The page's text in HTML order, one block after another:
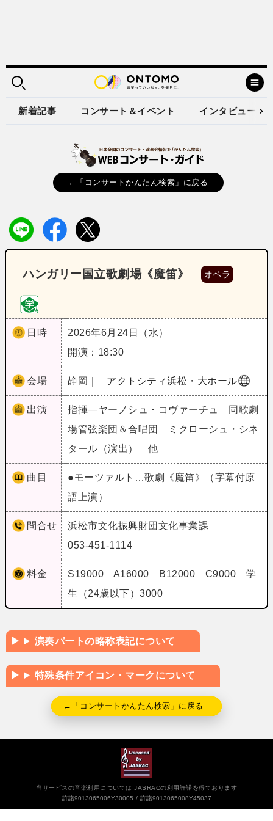
新着記事 コンサート＆イベント インタビュー
←「コンサートかんたん検索」に戻る
ハンガリー国立歌劇場《魔笛》 オペラ
日時
2026年6月24日（水）
開演：18:30
会場 静岡｜ アクトシティ浜松・大ホール
出演
指揮―ヤーノシュ・コヴァーチュ 同歌劇
場管弦楽団＆合唱団 ミクローシュ・シネ
タール（演出） 他
曲目
●モーツァルト…歌劇《魔笛》（字幕付原
語上演）
問合せ
浜松市文化振興財団文化事業課
053-451-1114
料金
S19000 A16000 B12000 C9000 学
生（24歳以下）3000
演奏パートの略称表記について
特殊条件アイコン・マークについて
←「コンサートかんたん検索」に戻る
当サービスの音楽利用については JASRACの利用許諾を得ております
許諾9013065006Y30005
許諾9013065008Y45037